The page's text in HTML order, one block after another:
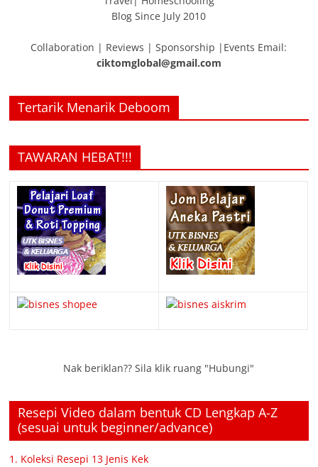
Blog Since July 2010
Collaboration | Reviews | Sponsorship |Events Email:
ciktomglobal@gmail.com
Tertarik Menarik Deboom
TAWARAN HEBAT!!!
Nak beriklan?? Sila klik ruang "Hubungi"
Resepi Video dalam bentuk CD Lengkap A-Z
(sesuai untuk beginner/advance)
1. Koleksi Resepi 13 Jenis Kek